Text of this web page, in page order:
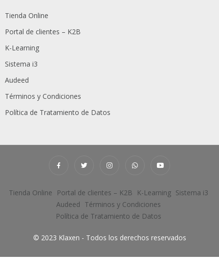
Tienda Online
Portal de clientes – K2B
K-Learning
Sistema i3
Audeed
Términos y Condiciones
Política de Tratamiento de Datos
Tienda Online Portal de clientes – K2B K-Learning Sistema i3
Audeed Términos y Condiciones
Política de Tratamiento de Datos
© 2023 Klaxen - Todos los derechos reservados